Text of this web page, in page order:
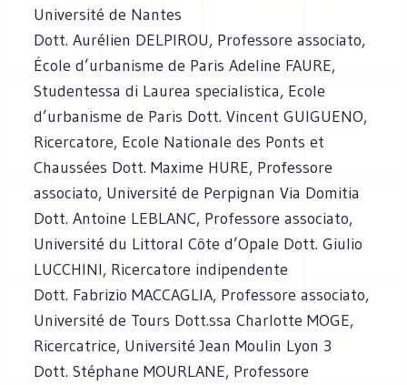
Université de Nantes
Dott. Aurélien DELPIROU, Professore associato,
École d’urbanisme de Paris Adeline FAURE,
Studentessa di Laurea specialistica, Ecole
d’urbanisme de Paris Dott. Vincent GUIGUENO,
Ricercatore, Ecole Nationale des Ponts et
Chaussées Dott. Maxime HURE, Professore
associato, Université de Perpignan Via Domitia
Dott. Antoine LEBLANC, Professore associato,
Université du Littoral Côte d’Opale Dott. Giulio
LUCCHINI, Ricercatore indipendente
Dott. Fabrizio MACCAGLIA, Professore associato,
Université de Tours Dott.ssa Charlotte MOGE,
Ricercatrice, Université Jean Moulin Lyon 3
Dott. Stéphane MOURLANE, Professore